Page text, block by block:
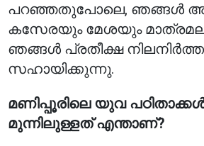
പറഞ്ഞതുപോലെ, ഞങ്ങൾ
കസേരയും മേശയും
ഞങ്ങൾ പ്രതീക്ഷ
സഹായിക്കുന്നു.
മണിപ്പൂരിലെ യുവ
മുന്നിലുള്ളത് എന്താണ്?